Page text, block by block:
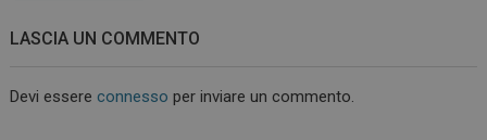
LASCIA UN COMMENTO
Devi essereconnesso per inviare un commento.